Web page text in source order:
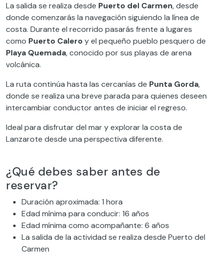
La salida se realiza desde Puerto del Carmen, desde
donde comenzarás la navegación siguiendo la línea de
costa. Durante el recorrido pasarás frente a lugares
como Puerto Caleroy el pequeño pueblo pesquero de
Playa Quemada, conocido por sus playas de arena
volcánica.
La ruta continúa hasta las cercanías de Punta Gorda,
donde se realiza una breve parada para quienes deseen
intercambiar conductor antes de iniciar el regreso.
Ideal para disfrutar del mar y explorar la costa de
Lanzarote desde una perspectiva diferente.
¿Qué debes saber antes de
reservar?
Duración aproximada: 1 hora
Edad mínima para conducir: 16 años
Edad mínima como acompañante: 6 años
La salida de la actividad se realiza desde Puerto del
Carmen